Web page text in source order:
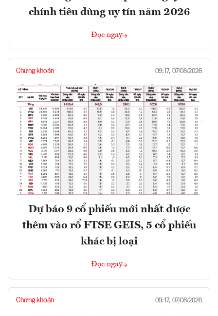
chính tiêu dùng uy tín năm 2026
Đọc ngay
Chứng khoán 09:17, 07/08/2026
Dự báo 9 cổ phiếu mới nhất được
thêm vào rổ FTSE GEIS, 5 cổ phiếu
khác bị loại
Đọc ngay
Chứng khoán 09:17, 07/08/2026